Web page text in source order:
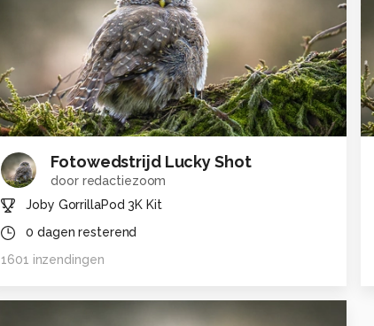
Fotowedstrijd Lucky Shot
door redactiezoom
Joby GorrillaPod 3K Kit
0 dagen resterend
1601 inzendingen